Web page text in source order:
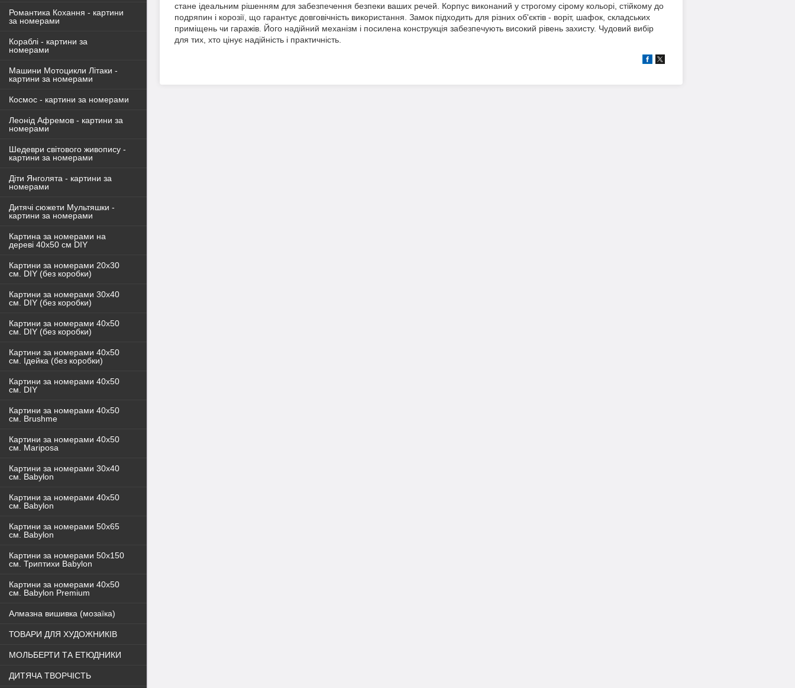
стане ідеальним рішенням для забезпечення безпеки ваших речей. Корпус виконаний у строгому сірому кольорі, стійкому до
подряпин і корозії, що гарантує довговічність використання. Замок підходить для різних об'єктів - воріт, шафок, складських
приміщень чи гаражів. Його надійний механізм і посилена конструкція забезпечують високий рівень захисту. Чудовий вибір
для тих, хто цінує надійність і практичність.
Романтика Кохання - картини
за номерами
Кораблі - картини за
номерами
Машини Мотоцикли Літаки -
картини за номерами
Космос - картини за номерами
Леонід Афремов - картини за
номерами
Шедеври світового живопису -
картини за номерами
Діти Янголята - картини за
номерами
Дитячі сюжети Мультяшки -
картини за номерами
Картина за номерами на
дереві 40х50 см DIY
Картини за номерами 20х30
см. DIY (без коробки)
Картини за номерами 30х40
см. DIY (без коробки)
Картини за номерами 40х50
см. DIY (без коробки)
Картини за номерами 40x50
см. Ідейка (без коробки)
Картини за номерами 40х50
см. DIY
Картини за номерами 40х50
см. Brushme
Картини за номерами 40х50
см. Mariposa
Картини за номерами 30х40
см. Babylon
Картини за номерами 40х50
см. Babylon
Картини за номерами 50х65
см. Babylon
Картини за номерами 50х150
см. Триптихи Babylon
Картини за номерами 40х50
см. Babylon Premium
Алмазна вишивка (мозаїка)
ТОВАРИ ДЛЯ ХУДОЖНИКІВ
МОЛЬБЕРТИ ТА ЕТЮДНИКИ
ДИТЯЧА ТВОРЧІСТЬ